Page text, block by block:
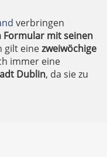
verbringen
Formular mit seinen
gilt einezweiwöchige
immer eine
Dublin, da sie zu